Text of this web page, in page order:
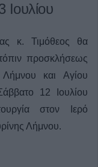
Ιουλίου
κ. Τιμόθεος θα
προσκλήσεως
και Αγίου
12 Ιουλίου
στον Ιερό
Λήμνου.